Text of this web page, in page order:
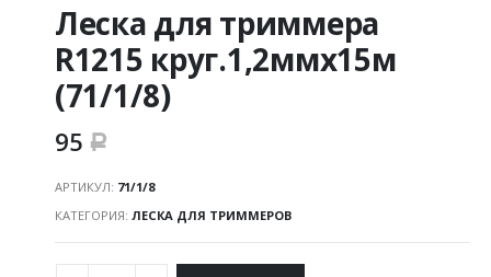
Леска для триммера
R1215 круг.1,2ммх15м
(71/1/8)
95 Р
АРТИКУЛ: 71/1/8
КАТЕГОРИЯ: ЛЕСКА ДЛЯ ТРИММЕРОВ